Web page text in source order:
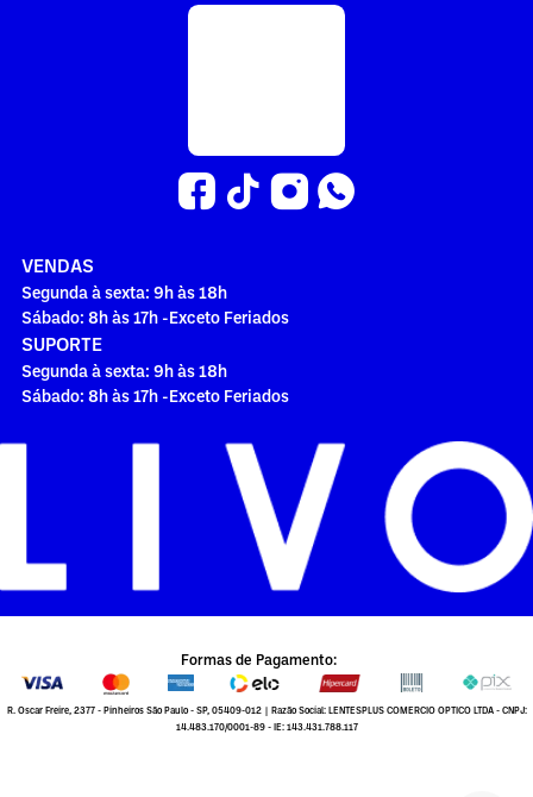
VENDAS
Segunda à sexta: 9h às 18h
Sábado: 8h às 17h -Exceto Feriados
SUPORTE
Segunda à sexta: 9h às 18h
Sábado: 8h às 17h -Exceto Feriados
Formas de Pagamento:
R. Oscar Freire, 2377 - Pinheiros São Paulo - SP, 05409-012 | Razão Social: LENTESPLUS COMERCIO OPTICO LTDA - CNPJ:
14.483.170/0001-89 - IE: 143.431.788.117